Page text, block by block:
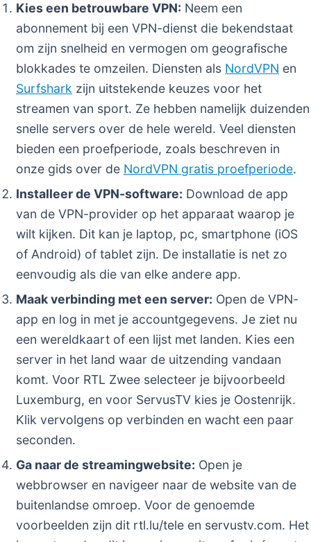
Kies een betrouwbare VPN: Neem een
abonnement bij een VPN-dienst die bekendstaat
om zijn snelheid en vermogen om geografische
blokkades te omzeilen. Diensten als NordVPN en
Surfshark zijn uitstekende keuzes voor het
streamen van sport. Ze hebben namelijk duizenden
snelle servers over de hele wereld. Veel diensten
bieden een proefperiode, zoals beschreven in
onze gids over de NordVPN gratis proefperiode.
Installeer de VPN-software: Download de app
van de VPN-provider op het apparaat waarop je
wilt kijken. Dit kan je laptop, pc, smartphone (iOS
of Android) of tablet zijn. De installatie is net zo
eenvoudig als die van elke andere app.
Maak verbinding met een server: Open de VPN-
app en log in met je accountgegevens. Je ziet nu
een wereldkaart of een lijst met landen. Kies een
server in het land waar de uitzending vandaan
komt. Voor RTL Zwee selecteer je bijvoorbeeld
Luxemburg, en voor ServusTV kies je Oostenrijk.
Klik vervolgens op verbinden en wacht een paar
seconden.
Ga naar de streamingwebsite: Open je
webbrowser en navigeer naar de website van de
buitenlandse omroep. Voor de genoemde
voorbeelden zijn dit rtl.lu/tele en servustv.com. Het